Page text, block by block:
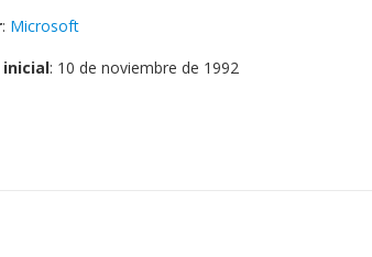
: Microsoft
inicial: 10 de noviembre de 1992